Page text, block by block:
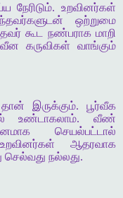
நேரிடும். உறவினர்கள்
ஒற்றுமை
கூட நண்பராக மாறி
கருவிகள் வாங்கும்
தான் இருக்கும். பூர்வீக
உண்டாகலாம். வீண்
செயல்பட்டால்
ஆதரவாக
செல்வது நல்லது.